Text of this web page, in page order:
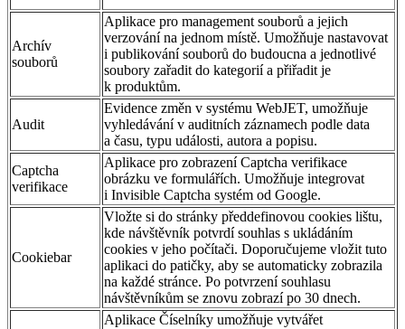
Archív
souborů
Aplikace pro management souborů a jejich
verzování na jednom místě. Umožňuje nastavovat
i publikování souborů do budoucna a jednotlivé
soubory zařadit do kategorií a přiřadit je
k produktům.
Audit
Evidence změn v systému WebJET, umožňuje
vyhledávání v auditních záznamech podle data
a času, typu události, autora a popisu.
Captcha
verifikace
Aplikace pro zobrazení Captcha verifikace
obrázku ve formulářích. Umožňuje integrovat
i Invisible Captcha systém od Google.
Cookiebar
Vložte si do stránky předdefinovou cookies lištu,
kde návštěvník potvrdí souhlas s ukládáním
cookies v jeho počítači. Doporučujeme vložit tuto
aplikaci do patičky, aby se automaticky zobrazila
na každé stránce. Po potvrzení souhlasu
návštěvníkům se znovu zobrazí po 30 dnech.
Aplikace Číselníky umožňuje vytvářet